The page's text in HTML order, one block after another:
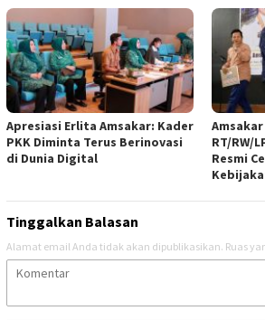
Apresiasi Erlita Amsakar: Kader
PKK Diminta Terus Berinovasi
di Dunia Digital
RT/RW/
Resmi
Tinggalkan Balasan
Alamat email Anda tidak akan dipublikasikan. Ruas